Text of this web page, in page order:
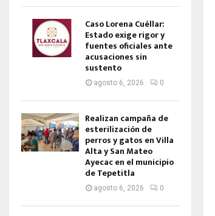
Caso Lorena Cuéllar:
Estado exige rigor y
fuentes oficiales ante
acusaciones sin
sustento
agosto 6, 2026 0
Realizan campaña de
esterilización de
perros y gatos en Villa
Alta y San Mateo
Ayecac en el municipio
de Tepetitla
agosto 6, 2026 0